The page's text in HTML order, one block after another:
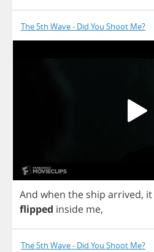
The 5th Wave - Did You Shoot Me?
And when the ship arrived, it
flipped inside me,
The 5th Wave - Did You Shoot Me?